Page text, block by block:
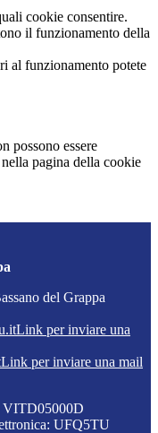
cookie consentire.
il funzionamento della
al funzionamento potete
possono essere
pagina della cookie
del Grappa
Link per inviare una
Link per inviare una mail
VITD05000D
UFQ5TU